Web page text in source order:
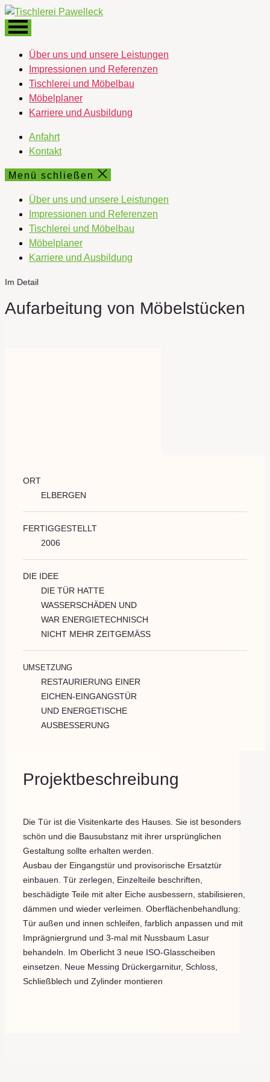
Direkt
zum
wechseln
Tischlerei
Über uns und unsere Leistungen
Impressionen und Referenzen
Tischlerei und Möbelbau
Möbelplaner
Karriere und Ausbildung
Anfahrt
Kontakt
Menü schließen
Über uns und unsere Leistungen
Impressionen und Referenzen
Tischlerei und Möbelbau
Möbelplaner
Karriere und Ausbildung
Im Detail
Aufarbeitung von Möbelstücken
ORT
ELBERGEN
FERTIGGESTELLT
2006
DIE IDEE
DIE TÜR HATTE
WASSERSCHÄDEN UND
WAR ENERGIETECHNISCH
NICHT MEHR ZEITGEMÄSS
UMSETZUNG
RESTAURIERUNG EINER
EICHEN-EINGANGSTÜR
UND ENERGETISCHE
AUSBESSERUNG
Projektbeschreibung
Die Tür ist die Visitenkarte des Hauses. Sie ist besonders
schön und die Bausubstanz mit ihrer ursprünglichen
Gestaltung sollte erhalten werden.
Ausbau der Eingangstür und provisorische Ersatztür
einbauen. Tür zerlegen, Einzelteile beschriften,
beschädigte Teile mit alter Eiche ausbessern, stabilisieren,
dämmen und wieder verleimen. Oberflächenbehandlung:
Tür außen und innen schleifen, farblich anpassen und mit
Imprägniergrund und 3-mal mit Nussbaum Lasur
behandeln. Im Oberlicht 3 neue ISO-Glasscheiben
einsetzen. Neue Messing Drückergarnitur, Schloss,
Schließblech und Zylinder montieren